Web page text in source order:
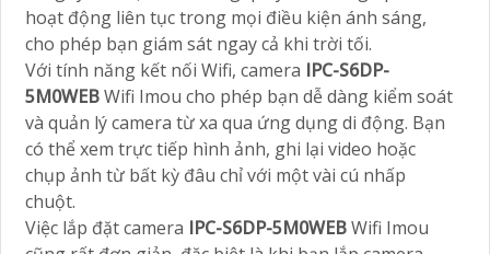
hoạt động liên tục trong mọi điều kiện ánh sáng,
cho phép bạn giám sát ngay cả khi trời tối.
Với tính năng kết nối Wifi, camera IPC-S6DP-
5M0WEBWifi Imou cho phép bạn dễ dàng kiểm soát
và quản lý camera từ xa qua ứng dụng di động. Bạn
có thể xem trực tiếp hình ảnh, ghi lại video hoặc
chụp ảnh từ bất kỳ đâu chỉ với một vài cú nhấp
chuột.
Việc lắp đặt camera IPC-S6DP-5M0WEBWifi Imou